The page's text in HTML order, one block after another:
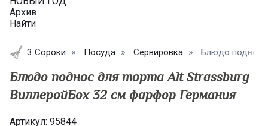
Архив
Найти
3 Сороки Посуда Сервировка Блюдо поднос
Блюдо поднос для торта Alt Strassburg
ВиллеройБох 32 см фарфор Германия
Артикул: 95844